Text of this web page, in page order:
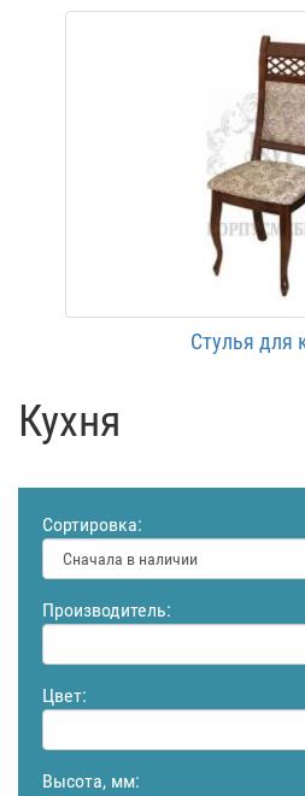
Стулья для
Кухня
Сортировка:
Производитель:
Цвет:
Высота, мм: